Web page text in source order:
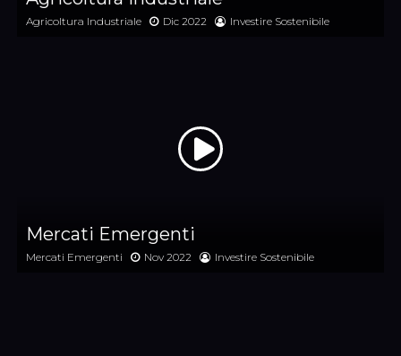
Agricoltura Industriale Dic 2022 Investire Sostenibile
Mercati Emergenti
Mercati Emergenti Nov 2022 Investire Sostenibile